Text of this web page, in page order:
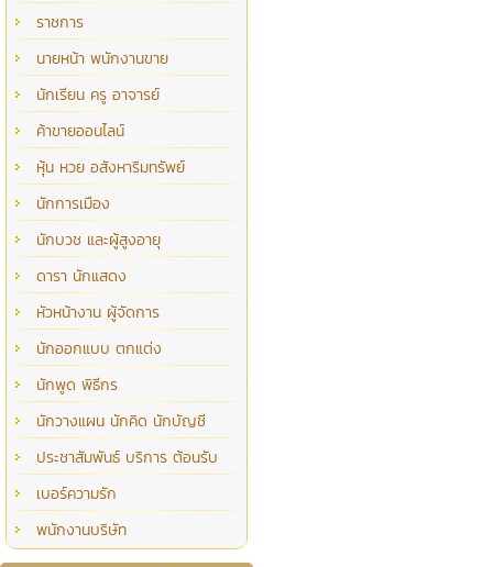
ราชการ
นายหน้า พนักงานขาย
นักเรียน ครู อาจารย์
ค้าขายออนไลน์
หุ้น หวย อสังหาริมทรัพย์
นักการเมือง
นักบวช และผู้สูงอายุ
ดารา นักแสดง
หัวหน้างาน ผู้จัดการ
นักออกแบบ ตกแต่ง
นักพูด พิธีกร
นักวางแผน นักคิด นักบัญชี
ประชาสัมพันธ์ บริการ ต้อนรับ
เบอร์ความรัก
พนักงานบริษัท